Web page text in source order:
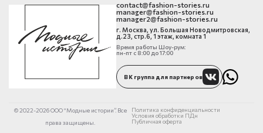
contact@fashion-stories.ru
manager@fashion-stories.ru
manager2@fashion-stories.ru
г. Москва, ул. Большая Новодмитровская,
д.23, стр.6, 1 этаж, комната 1
Время работы Шоу-рум:
пн-пт с 8:00 до 17:00
ВК группа для партнеров
© 2022-2026 ООО “Модные истории”. Все
права защищены.
Политика конфиденциальности
Условия обработки ПДн
Публичная оферта